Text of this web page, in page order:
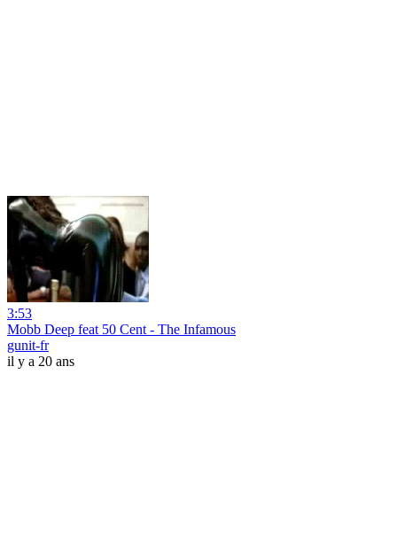
3:53
Mobb Deep feat 50 Cent - The Infamous
gunit-fr
il y a 20 ans